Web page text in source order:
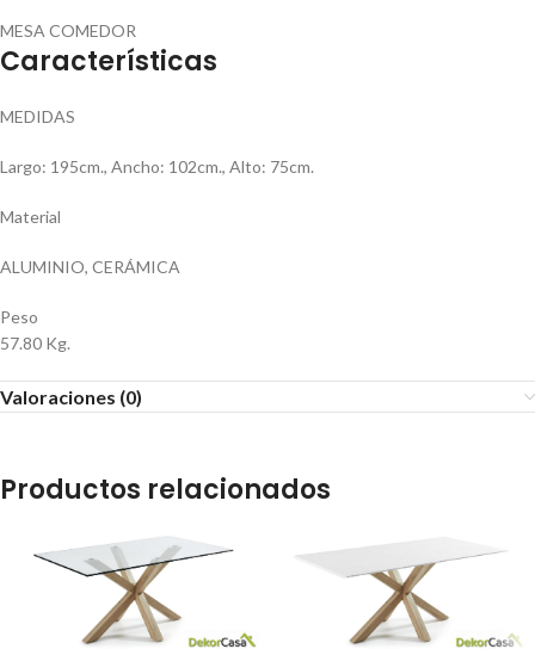
MESA COMEDOR
Características
MEDIDAS
Largo: 195cm., Ancho: 102cm., Alto: 75cm.
Material
ALUMINIO, CERÁMICA
Peso
57.80 Kg.
Valoraciones (0)
Productos relacionados